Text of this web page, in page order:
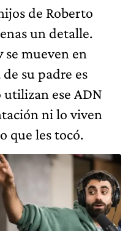
de Roberto
un detalle.
se mueven en
su padre es
ese ADN
ni lo viven
que les tocó.